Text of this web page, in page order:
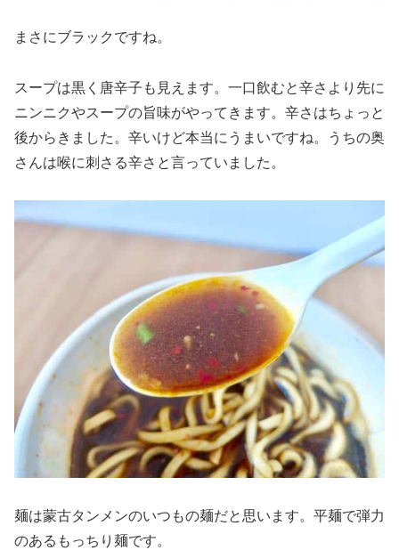
まさにブラックですね。
スープは黒く唐辛子も見えます。一口飲むと辛さより先に
ニンニクやスープの旨味がやってきます。辛さはちょっと
後からきました。辛いけど本当にうまいですね。うちの奥
さんは喉に刺さる辛さと言っていました。
麺は蒙古タンメンのいつもの麺だと思います。平麺で弾力
のあるもっちり麺です。